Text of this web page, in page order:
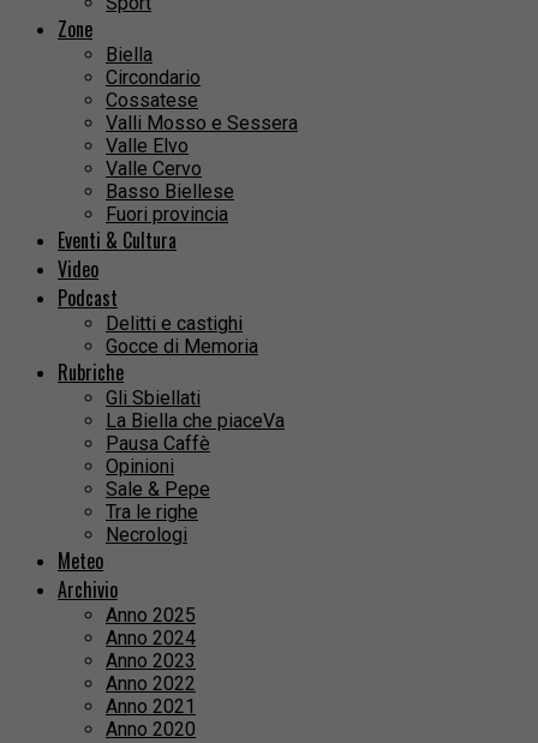
Zone
Biella
Circondario
Cossatese
Valli Mosso e Sessera
Valle Elvo
Valle Cervo
Basso Biellese
Fuori provincia
Eventi & Cultura
Video
Podcast
Delitti e castighi
Gocce di Memoria
Rubriche
Gli Sbiellati
La Biella che piaceVa
Pausa Caffè
Opinioni
Sale & Pepe
Tra le righe
Necrologi
Meteo
Archivio
Anno 2025
Anno 2024
Anno 2023
Anno 2022
Anno 2021
Anno 2020